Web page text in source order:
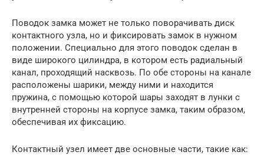
Поводок замка может не только поворачивать диск
контактного узла, но и фиксировать замок в нужном
положении. Специально для этого поводок сделан в
виде широкого цилиндра, в котором есть радиальный
канал, проходящий насквозь. По обе стороны на канале
расположены шарики, между ними и находится
пружина, с помощью которой шары заходят в лунки с
внутренней стороны на корпусе замка, таким образом,
обеспечивая их фиксацию.
Контактный узел имеет две основные части, такие как: